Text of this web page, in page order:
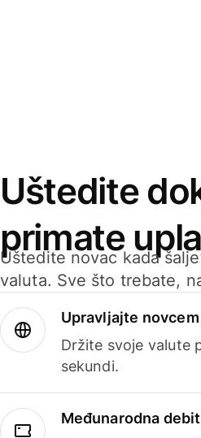
Uštedite
primate
Uštedite novac kada
valuta. Sve što trebate,
Upravljajte
Držite svoje valute
sekundi.
Međunarodna